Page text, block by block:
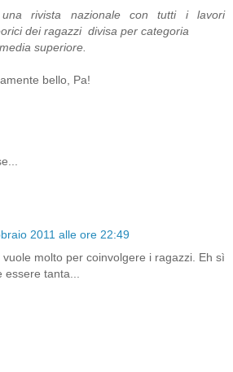
rivista nazionale con tutti i lavori
dei ragazzi divisa per categoria
superiore.
bello, Pa!
2011 alle ore 22:49
molto per coinvolgere i ragazzi. Eh sì
tanta...